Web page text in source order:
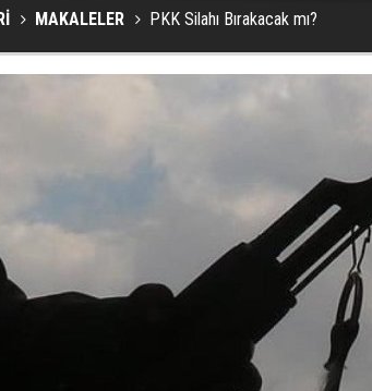
MAKALELER PKK Silahı Bırakacak mı?